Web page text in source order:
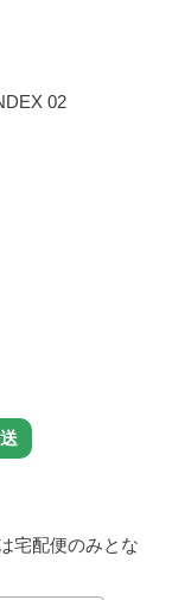
02
宅配便のみとな